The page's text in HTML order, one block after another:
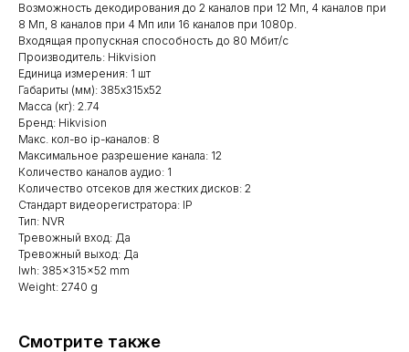
Возможность декодирования до 2 каналов при 12 Мп, 4 каналов при
8 Мп, 8 каналов при 4 Мп или 16 каналов при 1080p.
Входящая пропускная способность до 80 Мбит/с
Производитель: Hikvision
Единица измерения: 1 шт
Габариты (мм): 385х315х52
Масса (кг): 2.74
Бренд: Hikvision
Макс. кол-во ip-каналов: 8
Максимальное разрешение канала: 12
Количество каналов аудио: 1
Количество отсеков для жестких дисков: 2
Стандарт видеорегистратора: IP
Тип: NVR
Тревожный вход: Да
Тревожный выход: Да
lwh: 385x315x52 mm
Weight: 2740 g
Смотрите также